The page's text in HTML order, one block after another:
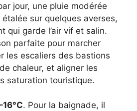
jour, une pluie modérée
étalée sur quelques averses,
qui garde l’air vif et salin.
parfaite pour marcher
les escaliers des bastions
chaleur, et aligner les
saturation touristique.
. Pour la baignade, il